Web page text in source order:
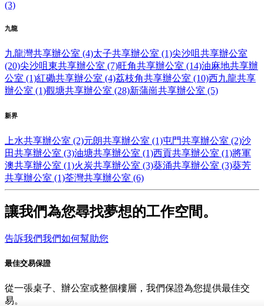
(3)
九龍
九龍灣共享辦公室 (4)太子共享辦公室 (1)尖沙咀共享辦公室
(20)尖沙咀東共享辦公室 (7)旺角共享辦公室 (14)油麻地共享辦
公室 (1)紅磡共享辦公室 (4)荔枝角共享辦公室 (10)西九龍共享
辦公室 (1)觀塘共享辦公室 (28)新蒲崗共享辦公室 (5)
新界
上水共享辦公室 (2)元朗共享辦公室 (1)屯門共享辦公室 (2)沙
田共享辦公室 (3)油塘共享辦公室 (1)西貢共享辦公室 (1)將軍
澳共享辦公室 (1)火炭共享辦公室 (3)葵涌共享辦公室 (3)葵芳
共享辦公室 (1)荃灣共享辦公室 (6)
讓我們為您尋找夢想的工作空間。
告訴我們我們如何幫助您
最佳交易保證
從一張桌子、辦公室或整個樓層，我們保證為您提供最佳交
易。